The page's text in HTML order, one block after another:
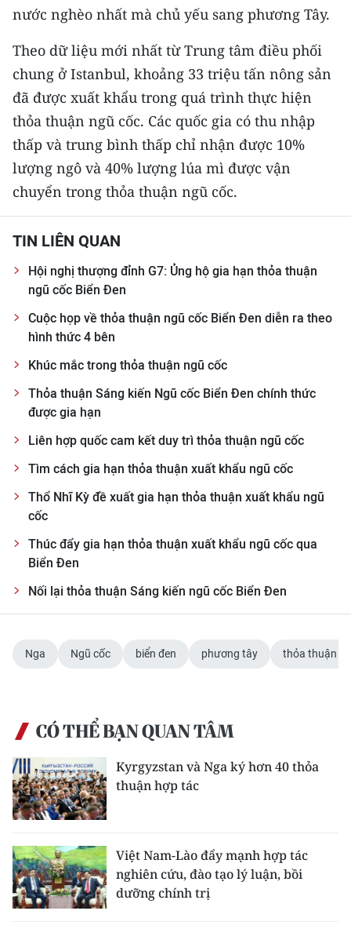
Duyên hải Nam Trung Bộ và Tây
Nguyên
Đông Nam Bộ
Đồng bằng sông Cửu Long
Chuyên trang Hà Nội
CÁC CHUYÊN TRANG
THỜI NAY
NHÂN DÂN CUỐI TUẦN
NHÂN DÂN HẰNG THÁNG
MUA BÁO
ĐỌC BÁO IN
ENGLISH
FRANÇAIS
ESPAÑOL
한국어
nước nghèo nhất mà chủ yếu sang phương Tây.
Theo dữ liệu mới nhất từ Trung tâm điều phối
chung ở Istanbul, khoảng 33 triệu tấn nông sản
đã được xuất khẩu trong quá trình thực hiện
thỏa thuận ngũ cốc. Các quốc gia có thu nhập
thấp và trung bình thấp chỉ nhận được 10%
lượng ngô và 40% lượng lúa mì được vận
chuyển trong thỏa thuận ngũ cốc.
TIN LIÊN QUAN
Hội nghị thượng đỉnh G7: Ủng hộ gia hạn thỏa thuận
ngũ cốc Biển Đen
Cuộc họp về thỏa thuận ngũ cốc Biển Đen diễn ra theo
hình thức 4 bên
Khúc mắc trong thỏa thuận ngũ cốc
Thỏa thuận Sáng kiến Ngũ cốc Biển Đen chính thức
được gia hạn
Liên hợp quốc cam kết duy trì thỏa thuận ngũ cốc
Tìm cách gia hạn thỏa thuận xuất khẩu ngũ cốc
Thổ Nhĩ Kỳ đề xuất gia hạn thỏa thuận xuất khẩu ngũ
cốc
Thúc đẩy gia hạn thỏa thuận xuất khẩu ngũ cốc qua
Biển Đen
Nối lại thỏa thuận Sáng kiến ngũ cốc Biển Đen
Nga Ngũ cốc biển đen phương tây thỏa thuận
CÓ THỂ BẠN QUAN TÂM
Kyrgyzstan và Nga ký hơn 40 thỏa
thuận hợp tác
Việt Nam-Lào đẩy mạnh hợp tác
nghiên cứu, đào tạo lý luận, bồi
dưỡng chính trị